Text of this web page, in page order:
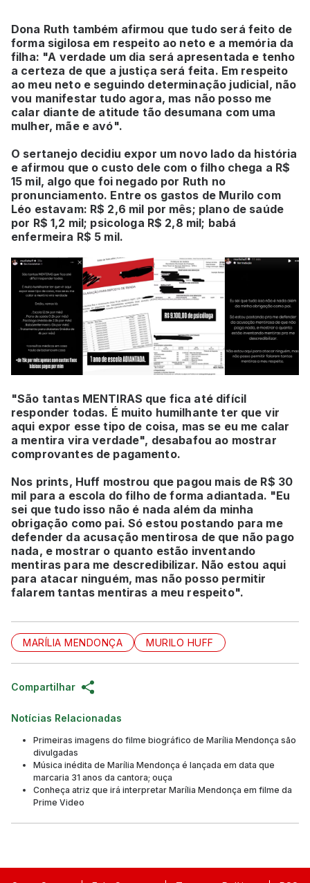
Dona Ruth também afirmou que tudo será feito de
forma sigilosa em respeito ao neto e a memória da
filha: "A verdade um dia será apresentada e tenho
a certeza de que a justiça será feita. Em respeito
ao meu neto e seguindo determinação judicial, não
vou manifestar tudo agora, mas não posso me
calar diante de atitude tão desumana com uma
mulher, mãe e avó".
O sertanejo decidiu expor um novo lado da história
e afirmou que o custo dele com o filho chega a R$
15 mil, algo que foi negado por Ruth no
pronunciamento. Entre os gastos de Murilo com
Léo estavam: R$ 2,6 mil por mês; plano de saúde
por R$ 1,2 mil; psicologa R$ 2,8 mil; babá
enfermeira R$ 5 mil.
"São tantas MENTIRAS que fica até difícil
responder todas. É muito humilhante ter que vir
aqui expor esse tipo de coisa, mas se eu me calar
a mentira vira verdade", desabafou ao mostrar
comprovantes de pagamento.
Nos prints, Huff mostrou que pagou mais de R$ 30
mil para a escola do filho de forma adiantada. "Eu
sei que tudo isso não é nada além da minha
obrigação como pai. Só estou postando para me
defender da acusação mentirosa de que não pago
nada, e mostrar o quanto estão inventando
mentiras para me descredibilizar. Não estou aqui
para atacar ninguém, mas não posso permitir
falarem tantas mentiras a meu respeito".
MARÍLIA MENDONÇA MURILO HUFF
Compartilhar
Notícias Relacionadas
Primeiras imagens do filme biográfico de Marília Mendonça são
divulgadas
Música inédita de Marília Mendonça é lançada em data que
marcaria 31 anos da cantora; ouça
Conheça atriz que irá interpretar Marília Mendonça em filme da
Prime Video